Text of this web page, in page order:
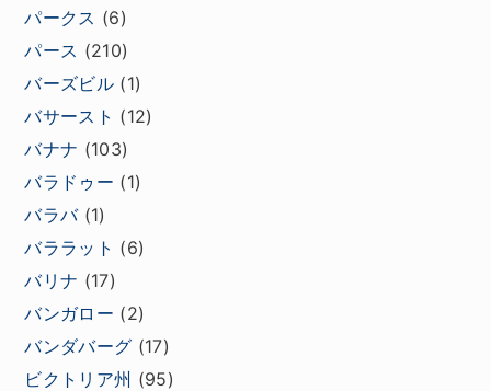
パークス (6)
パース (210)
バーズビル (1)
バサースト (12)
バナナ (103)
バラドゥー (1)
バラバ(1)
バララット (6)
バリナ (17)
バンガロー (2)
バンダバーグ (17)
ビクトリア州 (95)